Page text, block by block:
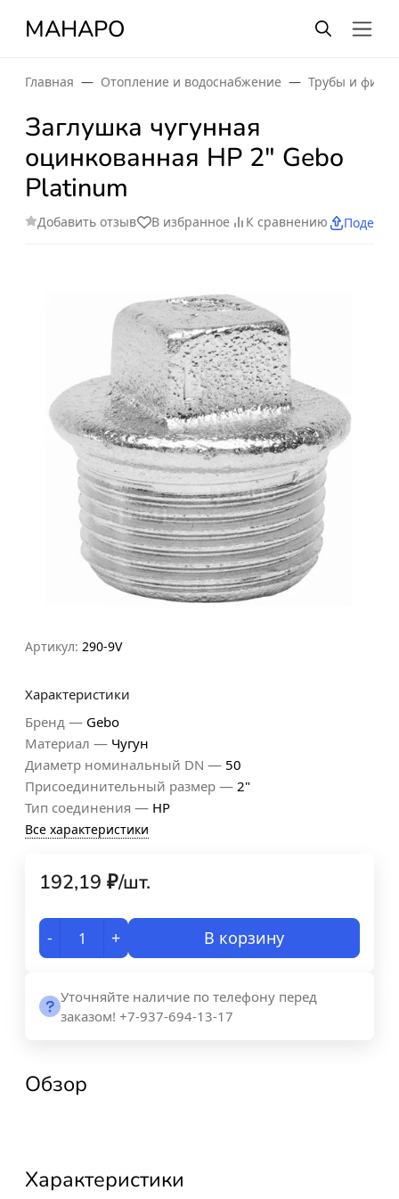
МАНАРО
Главная Отопление и водоснабжение Трубы и
Заглушка чугунная
оцинкованная НР 2" Gebo
Platinum
Добавить отзыв В избранное К сравнению
Артикул: 290-9V
Характеристики
Бренд — Gebo
Материал — Чугун
Диаметр номинальный DN — 50
Присоединительный размер — 2"
Тип соединения — НР
Все характеристики
192,19 ₽/шт.
- + В корзину
Уточняйте наличие по телефону перед
заказом! +7-937-694-13-17
Обзор
Характеристики